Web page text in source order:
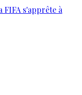
s'apprête à